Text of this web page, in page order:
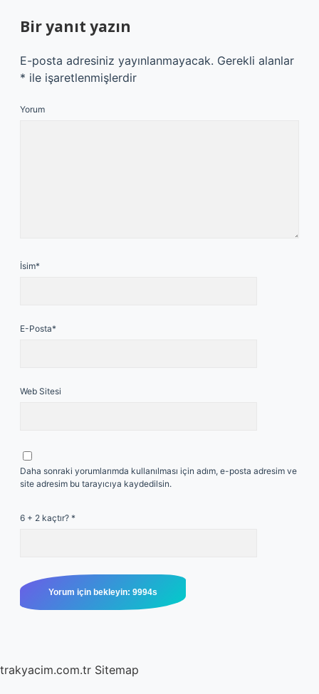
Bir yanıt yazın
E-posta adresiniz yayınlanmayacak. Gerekli alanlar
* ile işaretlenmişlerdir
Yorum
İsim*
E-Posta*
Web Sitesi
Daha sonraki yorumlarımda kullanılması için adım, e-posta adresim ve
site adresim bu tarayıcıya kaydedilsin.
6 + 2 kaçtır? *
trakyacim.com.tr Sitemap